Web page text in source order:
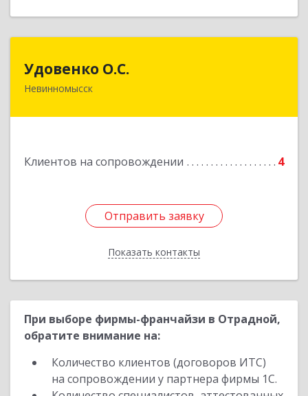
Удовенко О.С.
Невинномысск
Клиентов на сопровождении 4
Отправить заявку
Показать контакты
357 100, г.Невинномысск, ул.Революцеонная,
Отправить заявку
Назад
При выборе фирмы-франчайзи в Отрадной,
обратите внимание на:
Количество клиентов (договоров ИТС)
на сопровождении у партнера фирмы 1С.